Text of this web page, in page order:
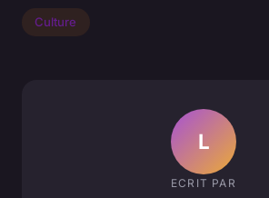
Culture
L
ECRIT PAR